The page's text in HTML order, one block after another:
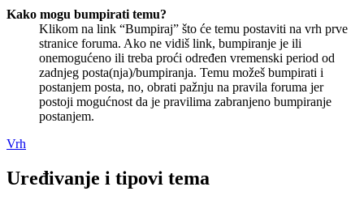
Kako mogu bumpirati temu?
Klikom na link “Bumpiraj” što će temu postaviti na vrh prve
stranice foruma. Ako ne vidiš link, bumpiranje je ili
onemogućeno ili treba proći određen vremenski period od
zadnjeg posta(nja)/bumpiranja. Temu možeš bumpirati i
postanjem posta, no, obrati pažnju na pravila foruma jer
postoji mogućnost da je pravilima zabranjeno bumpiranje
postanjem.
Vrh
Uređivanje i tipovi tema